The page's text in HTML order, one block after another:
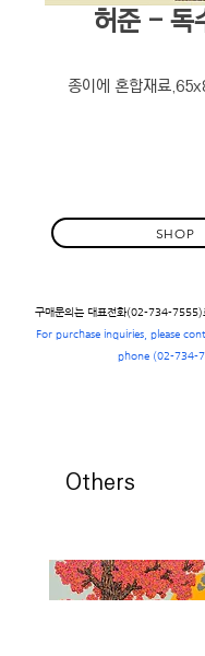
허준 - 독
종이에 혼합재료
SHOP
구매문의는 대표전화(02-734-7555)
For purchase inquiries, please
phone (02-734-
Others